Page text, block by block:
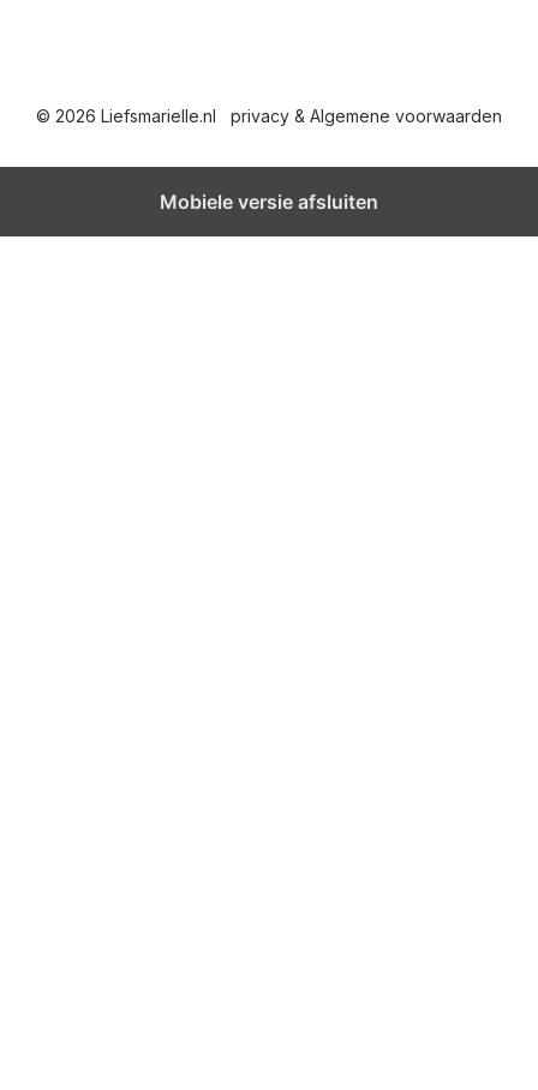
© 2026 Liefsmarielle.nl privacy & Algemene voorwaarden
Mobiele versie afsluiten